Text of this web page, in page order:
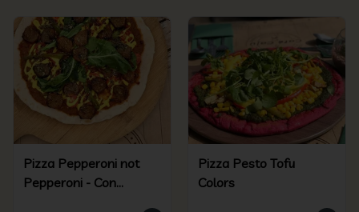
Pizza Pepperoni not
Pepperoni - Con
Pizza Pesto Tofu
Colors